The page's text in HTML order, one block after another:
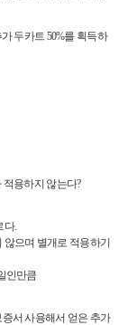
두카트 50%를 획득하
용하지 않는다?
다.
으며 별개로 적용하기
인만큼
서 사용해서 얻은 추가